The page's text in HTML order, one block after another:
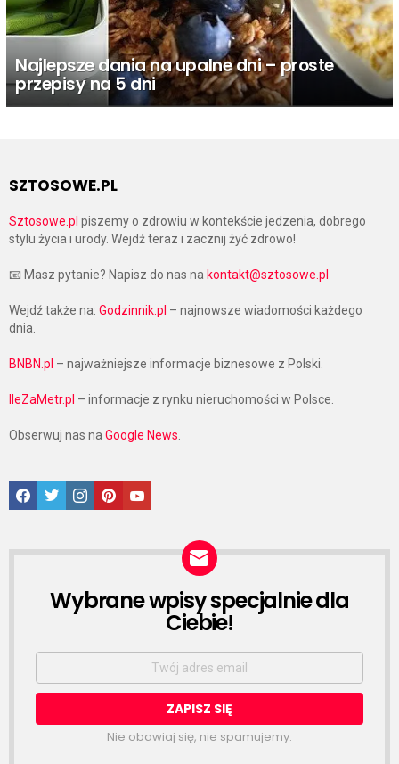
Najlepsze dania na upalne dni – proste
przepisy na 5 dni
SZTOSOWE.PL
Sztosowe.pl piszemy o zdrowiu w kontekście jedzenia, dobrego
stylu życia i urody. Wejdź teraz i zacznij żyć zdrowo!
📧 Masz pytanie? Napisz do nas na kontakt@sztosowe.pl
Wejdź także na: Godzinnik.pl – najnowsze wiadomości każdego
dnia.
BNBN.pl – najważniejsze informacje biznesowe z Polski.
IleZaMetr.pl – informacje z rynku nieruchomości w Polsce.
Obserwuj nas naGoogle News.
Facebook
TwitterInstagramPinterestGoogle News
NEWSLETTER
Wybrane wpisy specjalnie dla
Ciebie!
Email
Nie obawiaj się, nie spamujemy.